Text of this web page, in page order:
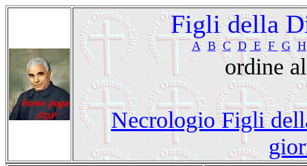
Figli della
A B C D E F G H
ordine
Necrologio Figli